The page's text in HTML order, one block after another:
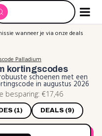
wanneer je via onze deals
Palladium
kortingscodes
schoenen met een
in augustus 2026
besparing: €17,46
(1) DEALS (9)